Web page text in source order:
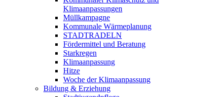
Klimaanpassungen
Müllkampagne
Kommunale Wärmeplanung
STADTRADELN
Fördermittel und Beratung
Starkregen
Klimaanpassung
Hitze
Woche der Klimaanpassung
Bildung & Erziehung